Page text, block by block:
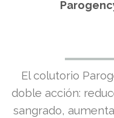
El colutorio
doble acción:
sangrado,